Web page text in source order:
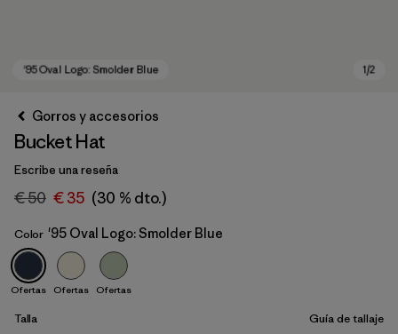
'95 Oval Logo: Smolder Blue
Gorros y accesorios
Bucket Hat
Escribe una reseña
€ 50 € 35 (30 % dto.)
Color '95 Oval Logo: Smolder Blue
Ofertas Ofertas Ofertas
Talla Guía de tallaje